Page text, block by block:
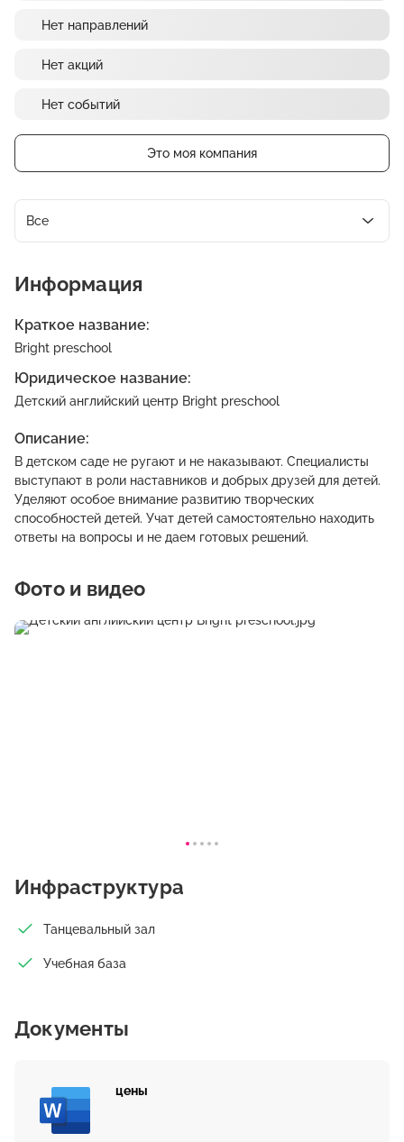
Нет направлений
Нет акций
Нет событий
Это моя компания
Все
Информация
Краткое название:
Bright preschool
Юридическое название:
Детский английский центр Bright preschool
Описание:
В детском саде не ругают и не наказывают. Специалисты
выступают в роли наставников и добрых друзей для детей.
Уделяют особое внимание развитию творческих
способностей детей. Учат детей самостоятельно находить
ответы на вопросы и не даем готовых решений.
Фото и видео
Инфраструктура
Танцевальный зал
Учебная база
Документы
цены